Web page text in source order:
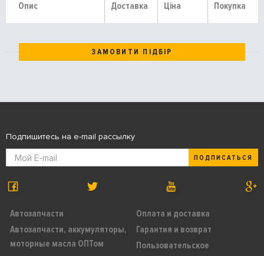
Опис Доставка Ціна Покупка
ЗАМОВИТИ ПІДБІР
Автозапчасти
Автозапчасти, аккумуляторы,
моторные масла ОПТом
Оплата и доставка
Гарантия и возврат
Пользовательское
Подпишитесь на e-mail рассылку
ПОДПИСАТЬСЯ